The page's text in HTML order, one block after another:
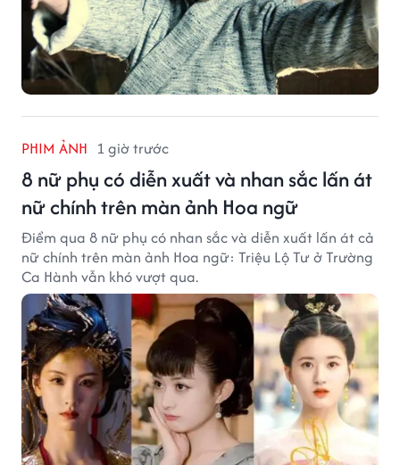
PHIM ẢNH 1 giờ trước
8 nữ phụ có diễn xuất và nhan sắc lấn át
nữ chính trên màn ảnh Hoa ngữ
Điểm qua 8 nữ phụ có nhan sắc và diễn xuất lấn át cả
nữ chính trên màn ảnh Hoa ngữ: Triệu Lộ Tư ở Trường
Ca Hành vẫn khó vượt qua.